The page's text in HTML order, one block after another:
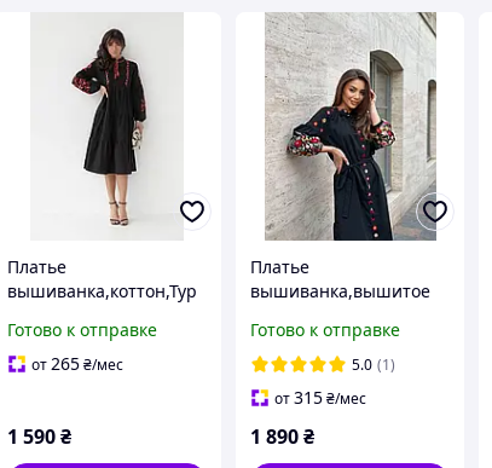
Платье
вышиванка,коттон,Тур
Готово к отправке
от265₴/мес
1 590₴
Платье
вышиванка,вышитое
Готово к отправке
5.0 (1)
от315₴/мес
1 890₴